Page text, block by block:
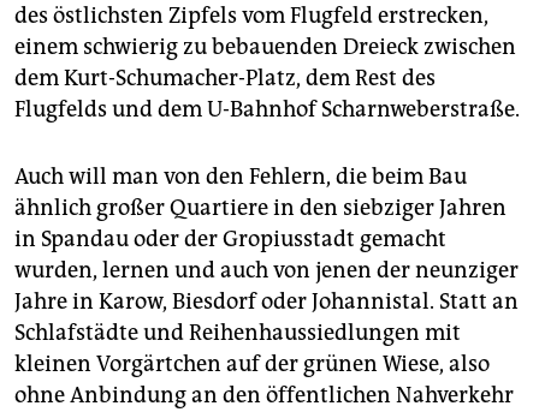
des östlichsten Zipfels vom Flugfeld erstrecken,
einem schwierig zu bebauenden Dreieck zwischen
dem Kurt-Schumacher-Platz, dem Rest des
Flugfelds und dem U-Bahnhof Scharnweberstraße.
Auch will man von den Fehlern, die beim Bau
ähnlich großer Quartiere in den siebziger Jahren
in Spandau oder der Gropiusstadt gemacht
wurden, lernen und auch von jenen der neunziger
Jahre in Karow, Biesdorf oder Johannistal. Statt an
Schlafstädte und Reihenhaussiedlungen mit
kleinen Vorgärtchen auf der grünen Wiese, also
ohne Anbindung an den öffentlichen Nahverkehr